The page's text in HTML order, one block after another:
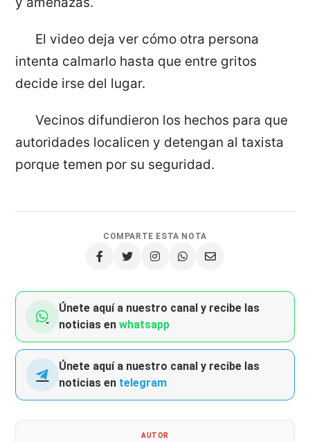
El video deja ver cómo otra persona
intenta calmarlo hasta que entre gritos
decide irse del lugar.
Vecinos difundieron los hechos para que
autoridades localicen y detengan al taxista
porque temen por su seguridad.
COMPARTE ESTA NOTA
Únete aquí a nuestro canal y recibe las
noticias enwhatsapp
Únete aquí a nuestro canal y recibe las
noticias en telegram
AUTOR